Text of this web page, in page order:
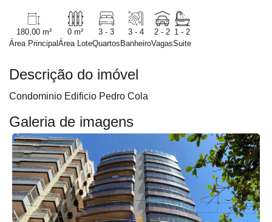
180,00 m²
Área Principal
0 m²
Área Lote
3 - 3
Quartos
3 - 4
Banheiro
2 - 2
Vagas
1 - 2
Suite
Descrição do imóvel
Condominio Edificio Pedro Cola
Galeria de imagens